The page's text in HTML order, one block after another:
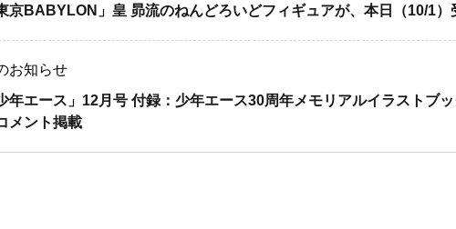
京BABYLON」皇 昴流のねんどろいどフィギュアが、本日（10/1）
お知らせ
年エース」12月号 付録：少年エース30周年メモリアルイラストブ
メント掲載